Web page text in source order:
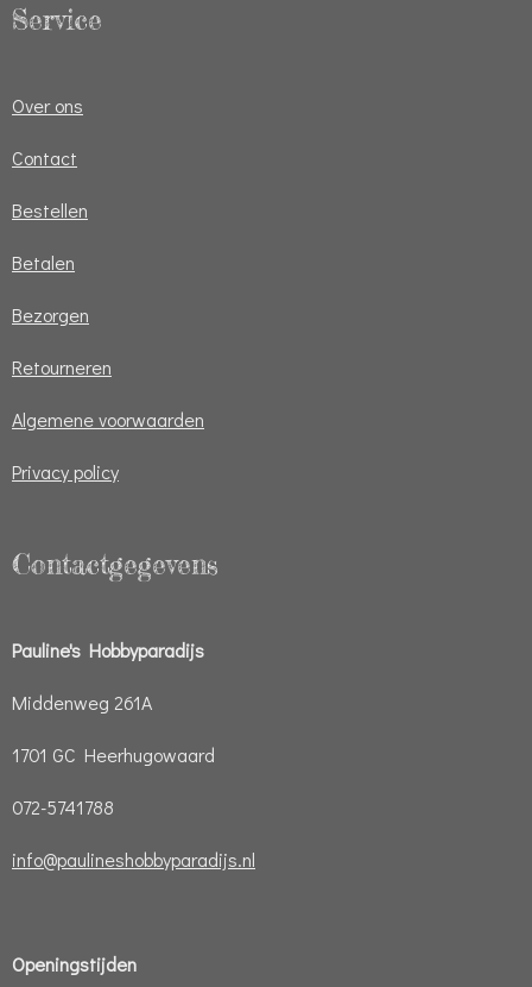
Service
Over ons
Contact
Bestellen
Betalen
Bezorgen
Retourneren
Algemene voorwaarden
Privacy policy
Contactgegevens
Pauline's Hobbyparadijs
Middenweg 261A
1701 GC Heerhugowaard
072-5741788
info@paulineshobbyparadijs.nl
Openingstijden